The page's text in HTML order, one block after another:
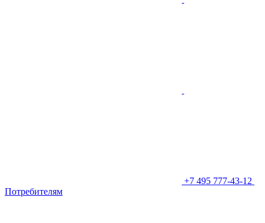
+7 495 777-43-12
Потребителям